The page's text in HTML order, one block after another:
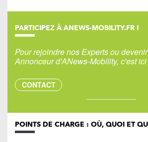
PARTICIPEZ À ANEWS-MOBILITY.FR !
Pour rejoindre nos Experts ou
Annonceur d'ANews-Mobility, c'est
CONTACT
POINTS DE CHARGE : OÙ, QUOI ET